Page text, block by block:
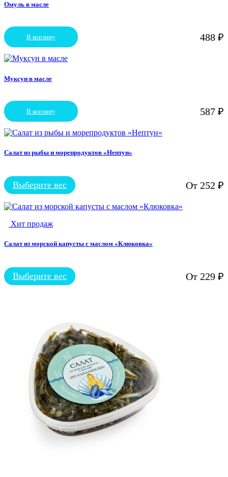
Омуль в масле
488 ₽
В корзину
Муксун в масле
587 ₽
В корзину
Салат из рыбы и морепродуктов «Нептун»
От 252 ₽
Выберите вес
Этот
имеет
вариаций.
можно
странице
товара.
Хит продаж
Салат из морской капусты с маслом «Клюковка»
От 229 ₽
Выберите вес
Этот
странице